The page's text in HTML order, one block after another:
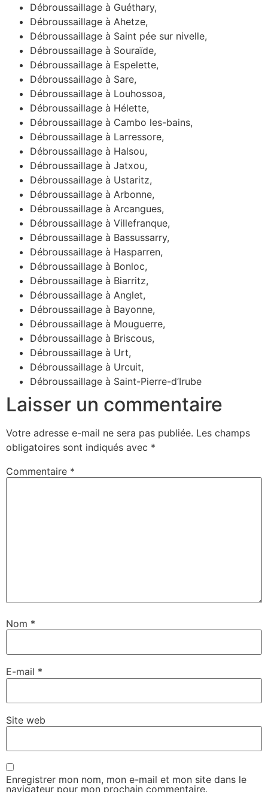
Débroussaillage à Guéthary,
Débroussaillage à Ahetze,
Débroussaillage à Saint pée sur nivelle,
Débroussaillage à Souraïde,
Débroussaillage à Espelette,
Débroussaillage à Sare,
Débroussaillage à Louhossoa,
Débroussaillage à Hélette,
Débroussaillage à Cambo les-bains,
Débroussaillage à Larressore,
Débroussaillage à Halsou,
Débroussaillage à Jatxou,
Débroussaillage à Ustaritz,
Débroussaillage à Arbonne,
Débroussaillage à Arcangues,
Débroussaillage à Villefranque,
Débroussaillage à Bassussarry,
Débroussaillage à Hasparren,
Débroussaillage à Bonloc,
Débroussaillage à Biarritz,
Débroussaillage à Anglet,
Débroussaillage à Bayonne,
Débroussaillage à Mouguerre,
Débroussaillage à Briscous,
Débroussaillage à Urt,
Débroussaillage à Urcuit,
Débroussaillage à Saint-Pierre-d’Irube
Laisser un commentaire
Votre adresse e-mail ne sera pas publiée. Les champs
obligatoires sont indiqués avec *
Commentaire *
Nom *
E-mail *
Site web
Enregistrer mon nom, mon e-mail et mon site dans le
navigateur pour mon prochain commentaire.